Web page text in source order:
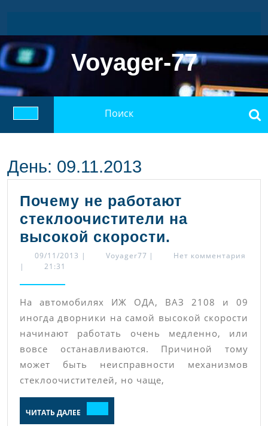
Voyager-77
Кнопка
Открыть
День: 09.11.2013
Почему не работают
стеклоочистители на
высокой скорости.
не
на
высокой
скорости.
09/11/2013 09/11/2013
| Voyager77 Voyager77
|
Нет комментария
|
21:31
На автомобилях ИЖ ОДА, ВАЗ 2108 и 09
иногда дворники на самой высокой скорости
начинают работать очень медленно, или
вовсе останавливаются. Причиной тому
может быть неисправности механизмов
стеклоочистителей, но чаще,
ЧИТАТЬ ДАЛЕЕ ДАЛЕЕ